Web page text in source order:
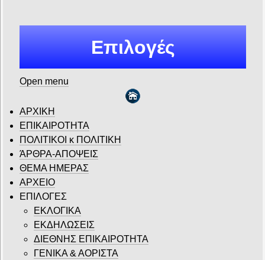
Επιλογές
Open menu
ΑΡΧΙΚΗ
ΕΠΙΚΑΙΡΟΤΗΤΑ
ΠΟΛΙΤΙΚΟΙ κ ΠΟΛΙΤΙΚΗ
ΆΡΘΡΑ-ΑΠΟΨΕΙΣ
ΘΕΜΑ ΗΜΕΡΑΣ
ΑΡΧΕΙΟ
ΕΠΙΛΟΓΕΣ
ΕΚΛΟΓΙΚΑ
ΕΚΔΗΛΩΣΕΙΣ
ΔΙΕΘΝΗΣ ΕΠΙΚΑΙΡΟΤΗΤΑ
ΓΕΝΙΚΑ & ΑΟΡΙΣΤΑ